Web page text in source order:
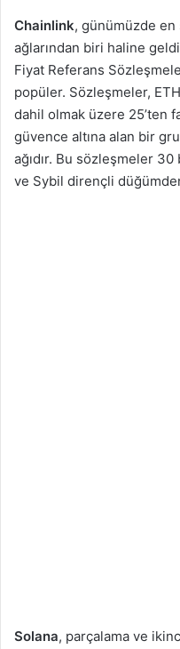
Chainlink, günümüzde en
ağlarından biri haline
Fiyat Referans
popüler. Sözleşmeler,
dahil olmak üzere 25’ten
güvence altına alan bir
ağıdır. Bu sözleşmeler
ve Sybil dirençli
Solana, parçalama ve